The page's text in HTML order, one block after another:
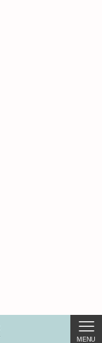
MENU